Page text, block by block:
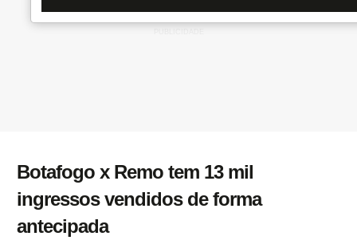
Botafogo x Remo tem 13 mil
ingressos vendidos de forma
antecipada